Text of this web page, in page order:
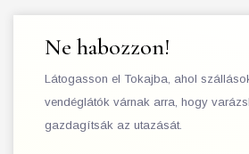
Ne habozzon!
Látogasson el Tokajba, ahol
vendéglátók várnak arra, hogy
gazdagítsák az utazását.